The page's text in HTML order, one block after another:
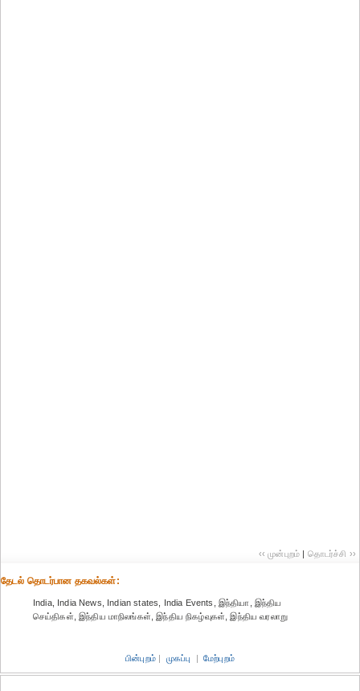
‹‹ முன்புறம் | தொடர்ச்சி ››
தேட‌ல் தொட‌ர்பான தகவ‌ல்க‌ள்:
India, India News, Indian states, India Events, இந்தியா, இந்திய
செய்திகள், இந்திய மாநிலங்கள், இந்திய நிகழ்வுகள், இந்திய வரலாறு
பின்புறம் | முகப்பு | மேற்புறம்